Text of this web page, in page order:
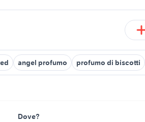
angel profumo profumo di biscotti
Dove?